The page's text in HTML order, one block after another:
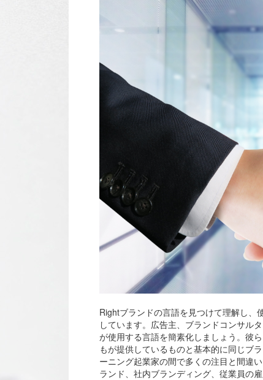
Rightブランドの言語を見つけて理解し、
しています。広告主、ブランドコンサル
が使用する言語を簡素化しましょう。彼
もが提供しているものと基本的に同じブ
ーニング起業家の間で多くの注目と間違
ランド、社内ブランディング、従業員の雇